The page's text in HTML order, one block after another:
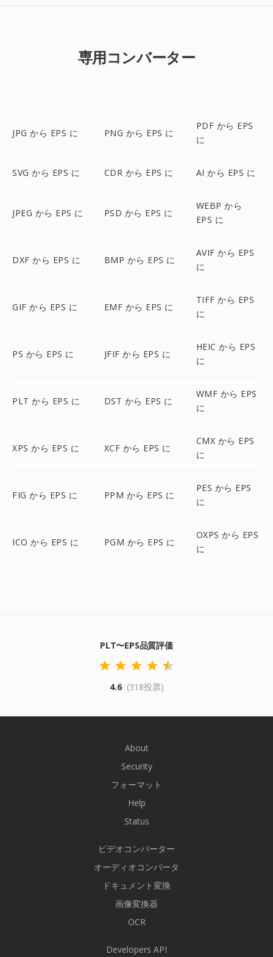
専用コンバーター
JPG から EPS に PNG から EPS に
PDF から EPS
に
SVG から EPS に CDR から EPS に AI から EPS に
JPEG から EPS に PSD から EPS に
WEBP から
EPS に
DXF から EPS に BMP から EPS に
AVIF から EPS
に
GIF から EPS に EMF から EPS に
TIFF から EPS
に
PS から EPS に JFIF から EPS に
HEIC から EPS
に
PLT から EPS に DST から EPS に
WMF から EPS
に
XPS から EPS に XCF から EPS に
CMX から EPS
に
FIG から EPS に PPM から EPS に
PES から EPS
に
ICO から EPS に PGM から EPS に
OXPS から EPS
に
PLT〜EPS品質評価
4.6 (318投票)
About
Security
フォーマット
Help
Status
ビデオコンバーター
オーディオコンバータ
ドキュメント変換
画像変換器
OCR
Developers API